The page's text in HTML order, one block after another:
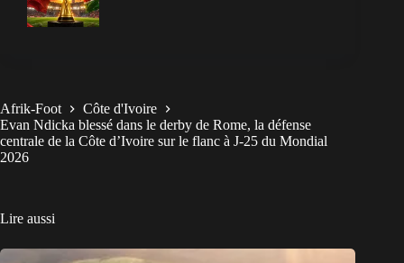
Afrik-Foot
Côte d'Ivoire
Evan Ndicka blessé dans le derby de Rome, la défense
centrale de la Côte d’Ivoire sur le flanc à J-25 du Mondial
2026
Lire aussi